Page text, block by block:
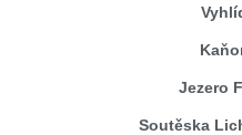
Jezero
Soutěska